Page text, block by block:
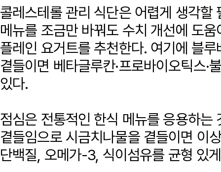
콜레스테롤 관리 식단은 어렵게 생각할
메뉴를 조금만 바꿔도 수치 개선에 도
플레인 요거트를 추천한다. 여기에 블
곁들이면 베타글루칸·프로바이오틱스·
있다.
점심은 전통적인 한식 메뉴를 응용하는
곁들임으로 시금치나물을 곁들이면 이
단백질, 오메가-3, 식이섬유를 균형 있